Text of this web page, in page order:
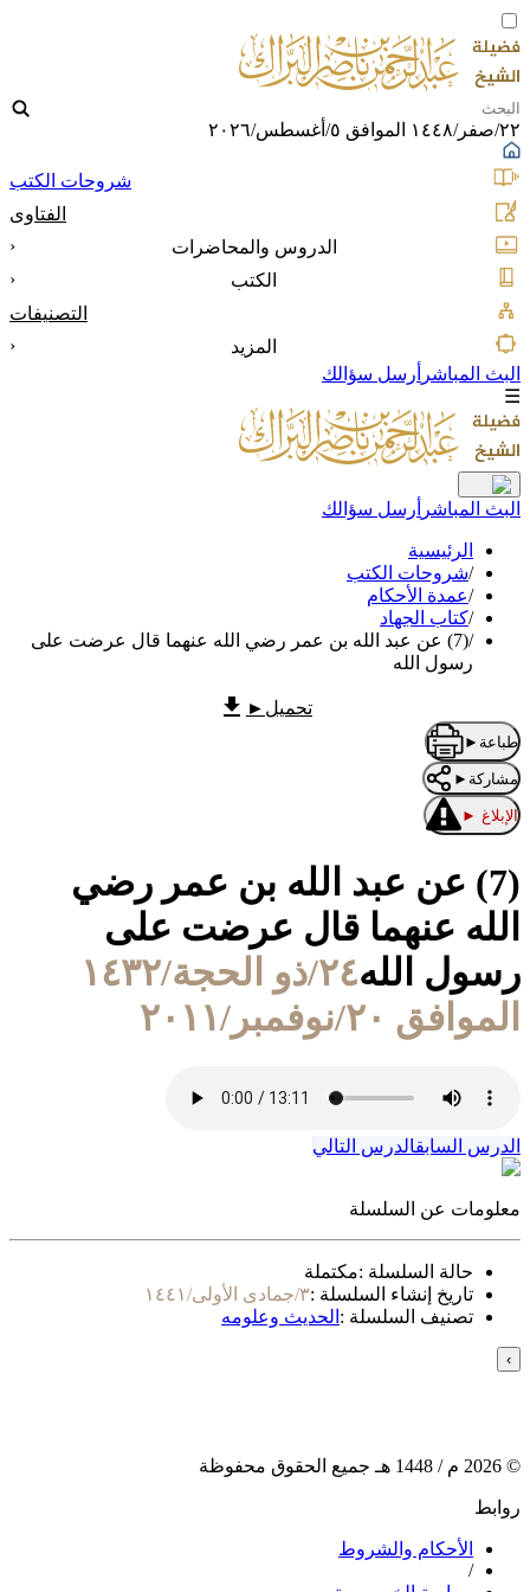
٢٢/صفر/١٤٤٨ الموافق ٥/أغسطس/٢٠٢٦
شروحات الكتب
الفتاوى
الدروس والمحاضرات
‹
الكتب
‹
التصنيفات
المزيد
‹
البث المباشر أرسل سؤالك
☰
البث المباشر أرسل سؤالك
الرئيسية
/شروحات الكتب
/عمدة الأحكام
/كتاب الجهاد
/
(7) عن عبد الله بن عمر رضي الله عنهما قال عرضت على
رسول الله
تحميل ►
طباعة ►
مشاركة ►
الإبلاغ ►
(7) عن عبد الله بن عمر رضي
الله عنهما قال عرضت على
رسول الله
٢٤/ذو الحجة/١٤٣٢
الموافق ٢٠/نوفمبر/٢٠١١
الدرس السابقالدرس التالي
معلومات عن السلسلة
حالة السلسلة :مكتملة
تاريخ إنشاء السلسلة :٣/جمادى الأولى/١٤٤١
تصنيف السلسلة : الحديث وعلومه
›
©
2026 م / 1448 هـ جميع الحقوق محفوظة
روابط
الأحكام والشروط
/